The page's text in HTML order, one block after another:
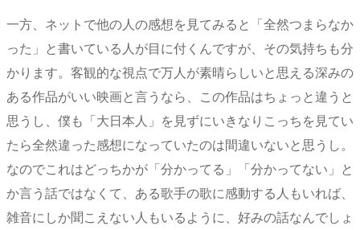
一方、ネットで他の人の感想を見てみると「全然つまらなか
った」と書いている人が目に付くんですが、その気持ちも分
かります。客観的な視点で万人が素晴らしいと思える深みの
ある作品がいい映画と言うなら、この作品はちょっと違うと
思うし、僕も「大日本人」を見ずにいきなりこっちを見てい
たら全然違った感想になっていたのは間違いないと思うし。
なのでこれはどっちかが「分かってる」「分かってない」と
か言う話ではなくて、ある歌手の歌に感動する人もいれば、
雑音にしか聞こえない人もいるように、好みの話なんでしょ